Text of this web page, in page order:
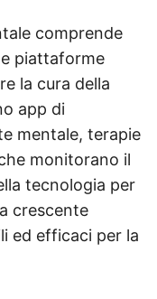
comprende
piattaforme
la cura della
app di
mentale, terapie
monitorano il
tecnologia per
crescente
ed efficaci per la